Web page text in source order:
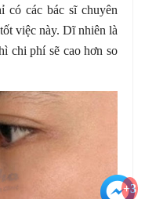
có các bác sĩ chuyên
việc này. Dĩ nhiên là
chi phí sẽ cao hơn so
+3